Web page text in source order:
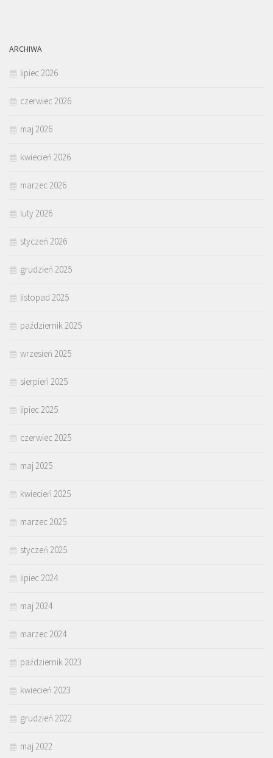
ARCHIWA
lipiec 2026
czerwiec 2026
maj 2026
kwiecień 2026
marzec 2026
luty 2026
styczeń 2026
grudzień 2025
listopad 2025
październik 2025
wrzesień 2025
sierpień 2025
lipiec 2025
czerwiec 2025
maj 2025
kwiecień 2025
marzec 2025
styczeń 2025
lipiec 2024
maj 2024
marzec 2024
październik 2023
kwiecień 2023
grudzień 2022
maj 2022